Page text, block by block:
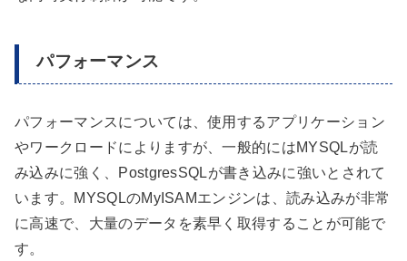
パフォーマンス
パフォーマンスについては、使用するアプリケーション
やワークロードによりますが、一般的にはMYSQLが読
み込みに強く、PostgresSQLが書き込みに強いとされて
います。MYSQLのMyISAMエンジンは、読み込みが非常
に高速で、大量のデータを素早く取得することが可能で
す。